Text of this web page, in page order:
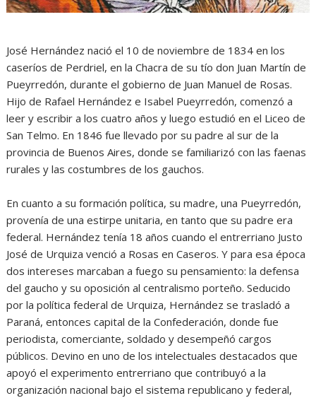
José Hernández nació el 10 de noviembre de 1834 en los
caseríos de Perdriel, en la Chacra de su tío don Juan Martín de
Pueyrredón, durante el gobierno de Juan Manuel de Rosas.
Hijo de Rafael Hernández e Isabel Pueyrredón, comenzó a
leer y escribir a los cuatro años y luego estudió en el Liceo de
San Telmo. En 1846 fue llevado por su padre al sur de la
provincia de Buenos Aires, donde se familiarizó con las faenas
rurales y las costumbres de los gauchos.
En cuanto a su formación política, su madre, una Pueyrredón,
provenía de una estirpe unitaria, en tanto que su padre era
federal. Hernández tenía 18 años cuando el entrerriano Justo
José de Urquiza venció a Rosas en Caseros. Y para esa época
dos intereses marcaban a fuego su pensamiento: la defensa
del gaucho y su oposición al centralismo porteño. Seducido
por la política federal de Urquiza, Hernández se trasladó a
Paraná, entonces capital de la Confederación, donde fue
periodista, comerciante, soldado y desempeñó cargos
públicos. Devino en uno de los intelectuales destacados que
apoyó el experimento entrerriano que contribuyó a la
organización nacional bajo el sistema republicano y federal,